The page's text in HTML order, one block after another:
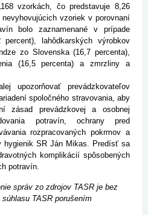
vzorkách, čo predstavuje 8,26
vzoriek v porovnaní
bolo zaznamenané v prípade
percent), lahôdkarských výrobkov
zo Slovenska (16,7 percenta),
(16,5 percenta) a zmrzliny a
prevádzkovateľov
spoločného stravovania, aby
zásad prevádzkovej a osobnej
potravín, ochrany pred
rozpracovaných pokrmov a
hygienik SR Ján Mikas. Predísť sa
komplikácií spôsobených
potravín.
správ zo zdrojov TASR je bez
TASR porušením